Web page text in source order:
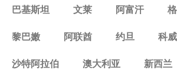
巴基斯坦 文莱 阿富汗
黎巴嫩 阿联酋 约旦 科
沙特阿拉伯 澳大利亚 新西兰